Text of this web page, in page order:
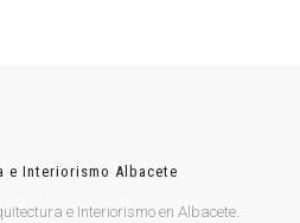
e Interiorismo Albacete
e Interiorismo en Albacete.